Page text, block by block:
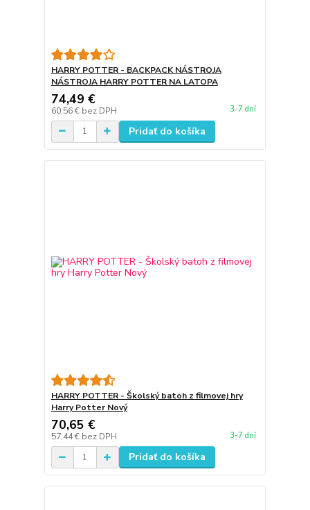
HARRY POTTER - BACKPACK NÁSTROJA
NÁSTROJA HARRY POTTER NA LATOPA
74,49 €
60,56 € bez DPH 3-7 dní
Pridať do košíka
HARRY POTTER - Školský batoh z filmovej hry
Harry Potter Nový
70,65 €
57,44 € bez DPH 3-7 dní
Pridať do košíka